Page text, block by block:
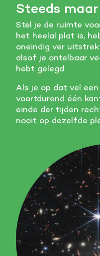
Steeds
Stel je de ruimte
het heelal plat is,
oneindig ver
alsof je ontelbaar
hebt gelegd.
Als je op dat vel
voortdurend één
einde der tijden
nooit op dezelfde